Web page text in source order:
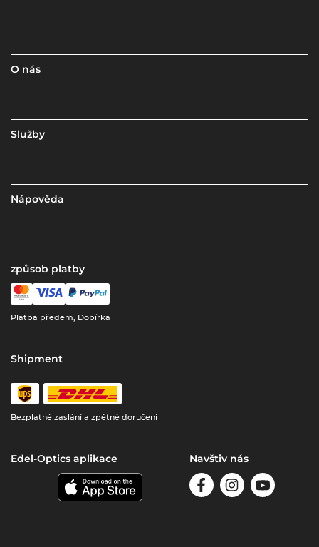
O nás
Služby
Nápověda
způsob platby
Platba předem, Dobírka
Shipment
Bezplatné zaslání a zpětné doručení
Edel-Optics aplikace Navštiv nás